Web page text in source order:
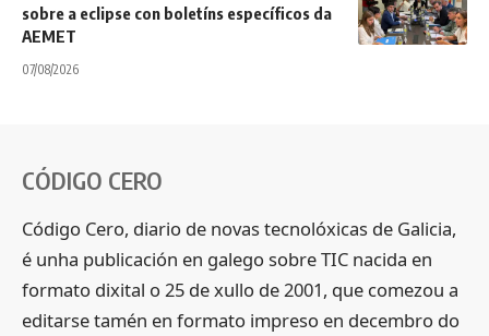
sobre a eclipse con boletíns específicos da
AEMET
07/08/2026
CÓDIGO CERO
Código Cero, diario de novas tecnolóxicas de Galicia,
é unha publicación en galego sobre TIC nacida en
formato dixital o 25 de xullo de 2001, que comezou a
editarse tamén en formato impreso en decembro do